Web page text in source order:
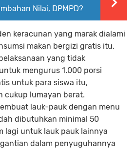
Nilai, DPMPD?
keracunan yang marak dialami
makan bergizi gratis itu,
yang tidak
mengurus 1.000 porsi
untuk para siswa itu,
cukup lumayan berat.
lauk-pauk dengan menu
dibutuhkan minimal 50
lagi untuk lauk pauk lainnya
dalam penyuguhannya